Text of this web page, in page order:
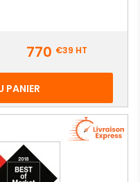
770 €39 HT
PANIER